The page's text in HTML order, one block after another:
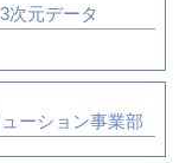
次元CAD活用によ
用で艤装設計の3
次元データ
ーション事業部